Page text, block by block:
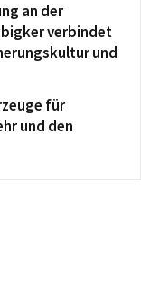
an der
verbindet
und
für
und den